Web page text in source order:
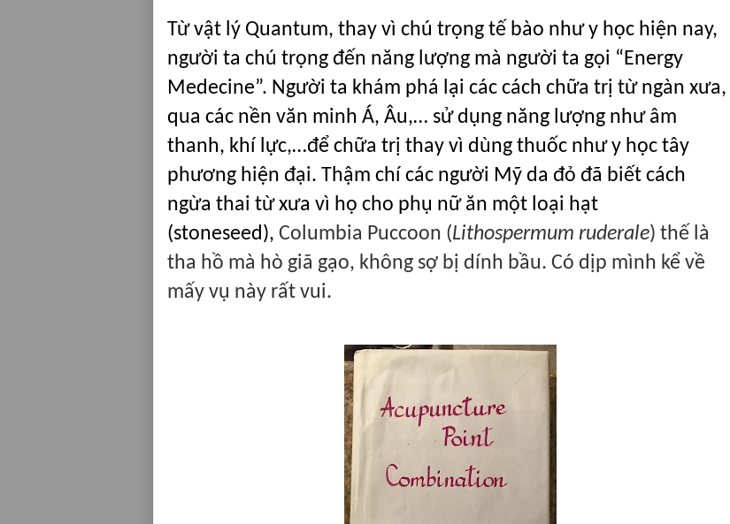
Từ vật lý Quantum, thay vì chú trọng tế bào như y học hiện nay,
người ta chú trọng đến năng lượng mà người ta gọi “Energy
Medecine”. Người ta khám phá lại các cách chữa trị từ ngàn xưa,
qua các nền văn minh Á, Âu,… sử dụng năng lượng như âm
thanh, khí lực,…để chữa trị thay vì dùng thuốc như y học tây
phương hiện đại. Thậm chí các người Mỹ da đỏ đã biết cách
ngừa thai từ xưa vì họ cho phụ nữ ăn một loại hạt
(stoneseed), Columbia Puccoon (Lithospermum ruderale) thế là
tha hồ mà hò giã gạo, không sợ bị dính bầu. Có dịp mình kể về
mấy vụ này rất vui.